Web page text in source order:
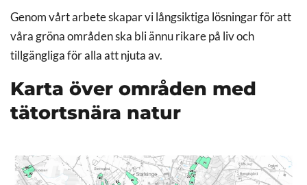
Genom vårt arbete skapar vi långsiktiga lösningar för att
våra gröna områden ska bli ännu rikare på liv och
tillgängliga för alla att njuta av.
Karta över områden med
tätortsnära natur